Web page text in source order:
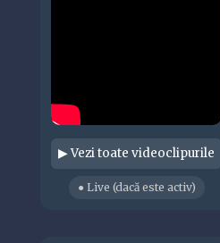
▶ Vezi toate videoclipurile
● Live (dacă este activ)